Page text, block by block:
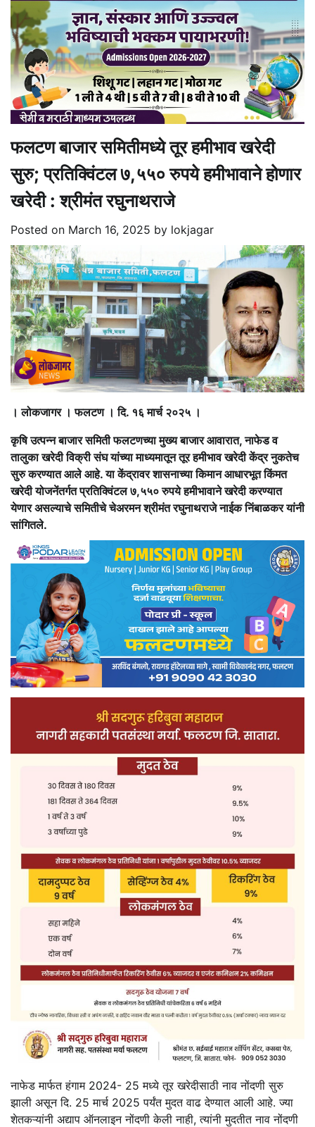
फलटण बाजार समितीमध्ये तूर हमीभाव खरेदी
सुरु; प्रतिक्विंटल ७,५५० रुपये हमीभावाने होणार
खरेदी : श्रीमंत रघुनाथराजे
Posted on March 16, 2025 by lokjagar
। लोकजागर । फलटण । दि. १६ मार्च २०२५ ।
कृषि उत्पन्न बाजार समिती फलटणच्या मुख्य बाजार आवारात, नाफेड व
तालुका खरेदी विक्री संघ यांच्या माध्यमातून तूर हमीभाव खरेदी केंद्र नुकतेच
सुरु करण्यात आले आहे. या केंद्रावर शासनाच्या किमान आधारभूत किंमत
खरेदी योजनेंतर्गत प्रतिक्विंटल ७,५५० रुपये हमीभावाने खरेदी करण्यात
येणार असल्याचे समितीचे चेअरमन श्रीमंत रघुनाथराजे नाईक निंबाळकर यांनी
सांगितले.
नाफेड मार्फत हंगाम 2024- 25 मध्ये तूर खरेदीसाठी नाव नोंदणी सुरु
झाली असून दि. 25 मार्च 2025 पर्यंत मुदत वाढ देण्यात आली आहे. ज्या
शेतकऱ्यांनी अद्याप ऑनलाइन नोंदणी केली नाही, त्यांनी मुदतीत नाव नोंदणी